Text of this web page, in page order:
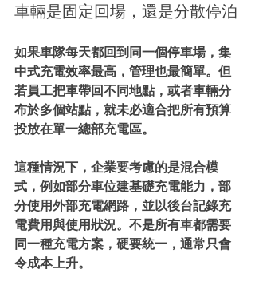
車輛是固定回場，還是分散停泊
如果車隊每天都回到同一個停車場，集
中式充電效率最高，管理也最簡單。但
若員工把車帶回不同地點，或者車輛分
布於多個站點，就未必適合把所有預算
投放在單一總部充電區。
這種情況下，企業要考慮的是混合模
式，例如部分車位建基礎充電能力，部
分使用外部充電網路，並以後台記錄充
電費用與使用狀況。不是所有車都需要
同一種充電方案，硬要統一，通常只會
令成本上升。